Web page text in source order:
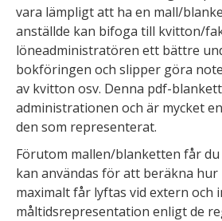
vara lämpligt att ha en mall/
anställde kan bifoga till kvitton/
löneadministratören ett bättre
bokföringen och slipper göra
av kvitton osv. Denna pdf-
administrationen och är mycket
den som representerat.
Förutom mallen/blanketten får
kan användas för att beräkna hur
maximalt får lyftas vid extern och
måltidsrepresentation enligt de